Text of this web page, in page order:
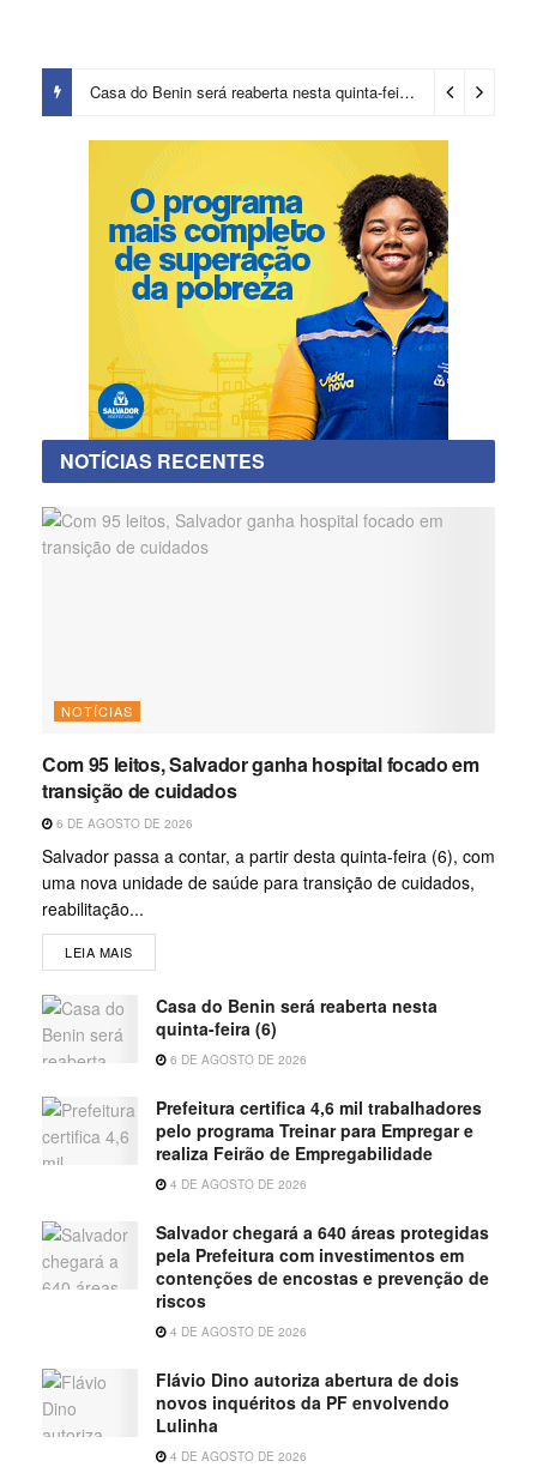
Casa do Benin será reaberta nesta quinta-feira (6) 3 dias ago
NOTÍCIAS RECENTES
NOTÍCIAS
Com 95 leitos, Salvador ganha hospital focado em
transição de cuidados
6 DE AGOSTO DE 2026
Salvador passa a contar, a partir desta quinta-feira (6), com
uma nova unidade de saúde para transição de cuidados,
reabilitação...
LEIA MAIS
Casa do Benin será reaberta nesta
quinta-feira (6)
6 DE AGOSTO DE 2026
Prefeitura certifica 4,6 mil trabalhadores
pelo programa Treinar para Empregar e
realiza Feirão de Empregabilidade
4 DE AGOSTO DE 2026
Salvador chegará a 640 áreas protegidas
pela Prefeitura com investimentos em
contenções de encostas e prevenção de
riscos
4 DE AGOSTO DE 2026
Flávio Dino autoriza abertura de dois
novos inquéritos da PF envolvendo
Lulinha
4 DE AGOSTO DE 2026